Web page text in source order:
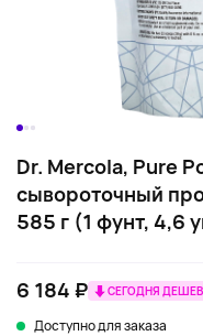
Dr. Mercola, Pure
сывороточный
585 г (1 фунт, 4,6
6 184 ₽ СЕГОДНЯ
Доступно для заказа